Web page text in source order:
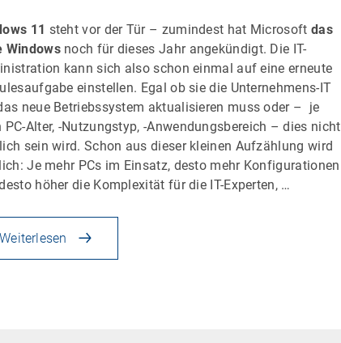
11 steht vor der Tür – zumindest hat Microsoft das
Windowsnoch für dieses Jahr angekündigt. Die IT-
kann sich also schon einmal auf eine erneute
einstellen. Egal ob sie die Unternehmens-IT
neue Betriebssystem aktualisieren muss oder – je
PC-Alter, -Nutzungstyp, -Anwendungsbereich – dies nicht
sein wird. Schon aus dieser kleinen Aufzählung wird
Je mehr PCs im Einsatz, desto mehr Konfigurationen
höher die Komplexität für die IT-Experten, …
Weiterlesen